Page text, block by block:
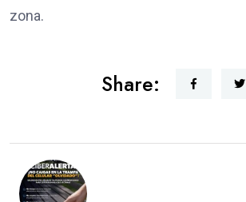
zona.
Share: